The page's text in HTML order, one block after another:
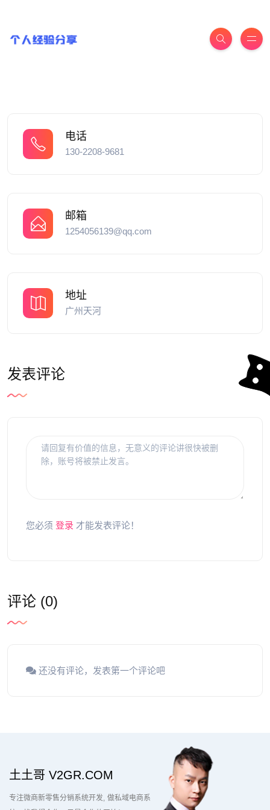
电话
130-2208-9681
邮箱
1254056139@qq.com
地址
广州天河
发表评论
您必须 登录 才能发表评论！
评论 (0)
还没有评论，发表第一个评论吧
土土哥 V2GR.COM
专注微商新零售分销系统开发 做私域电商系